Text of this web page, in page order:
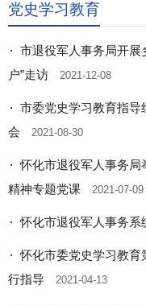
党史学习教育
市退役军人事务局开展
户”走访
2021-12-08
市委党史学习教育指
会
2021-08-30
怀化市退役军人事务局
精神专题党课
2021-07-09
怀化市退役军人事务系
怀化市委党史学习教
行指导
2021-04-13